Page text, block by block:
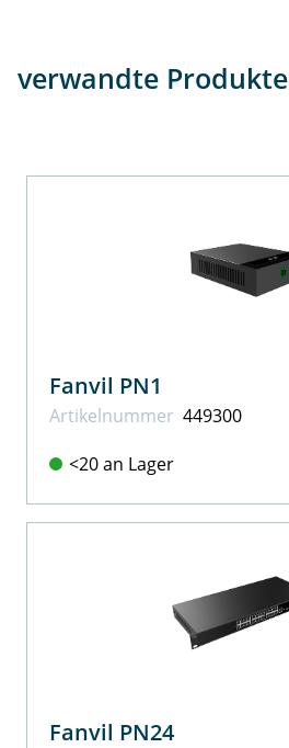
verwandte Produkte
Fanvil PN1
Artikel­nummer 449300
<20 an Lager
Fanvil PN24